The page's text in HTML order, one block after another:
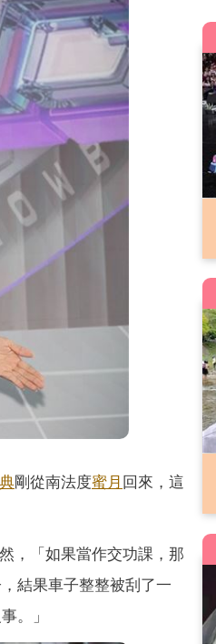
剛從南法度蜜月 回來，這
，「如果當作交功課，那
結果車子整整被刮了一
。」